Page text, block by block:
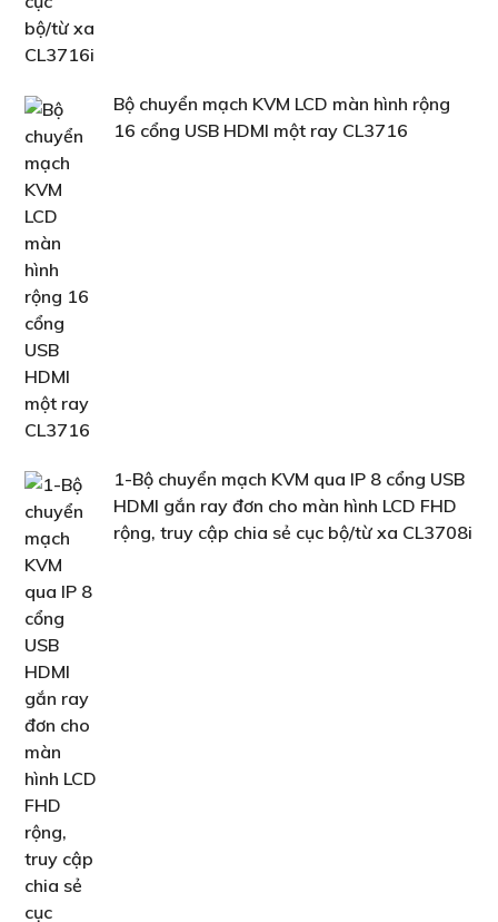
Bộ chuyển mạch KVM LCD màn hình rộng
16 cổng USB HDMI một ray CL3716
1-Bộ chuyển mạch KVM qua IP 8 cổng USB
HDMI gắn ray đơn cho màn hình LCD FHD
rộng, truy cập chia sẻ cục bộ/từ xa CL3708i